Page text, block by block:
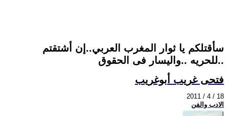
سأقتلكم يا ثوار المغرب العربي..إن أشتقتم
للحريه ..واليسار فى الحقوق..
فتحى غريب أبوغريب
2011 / 4 / 18
الادب والفن